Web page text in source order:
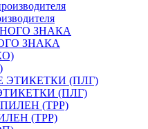
ЗНАКА
(ПЛГ)
(TPP)